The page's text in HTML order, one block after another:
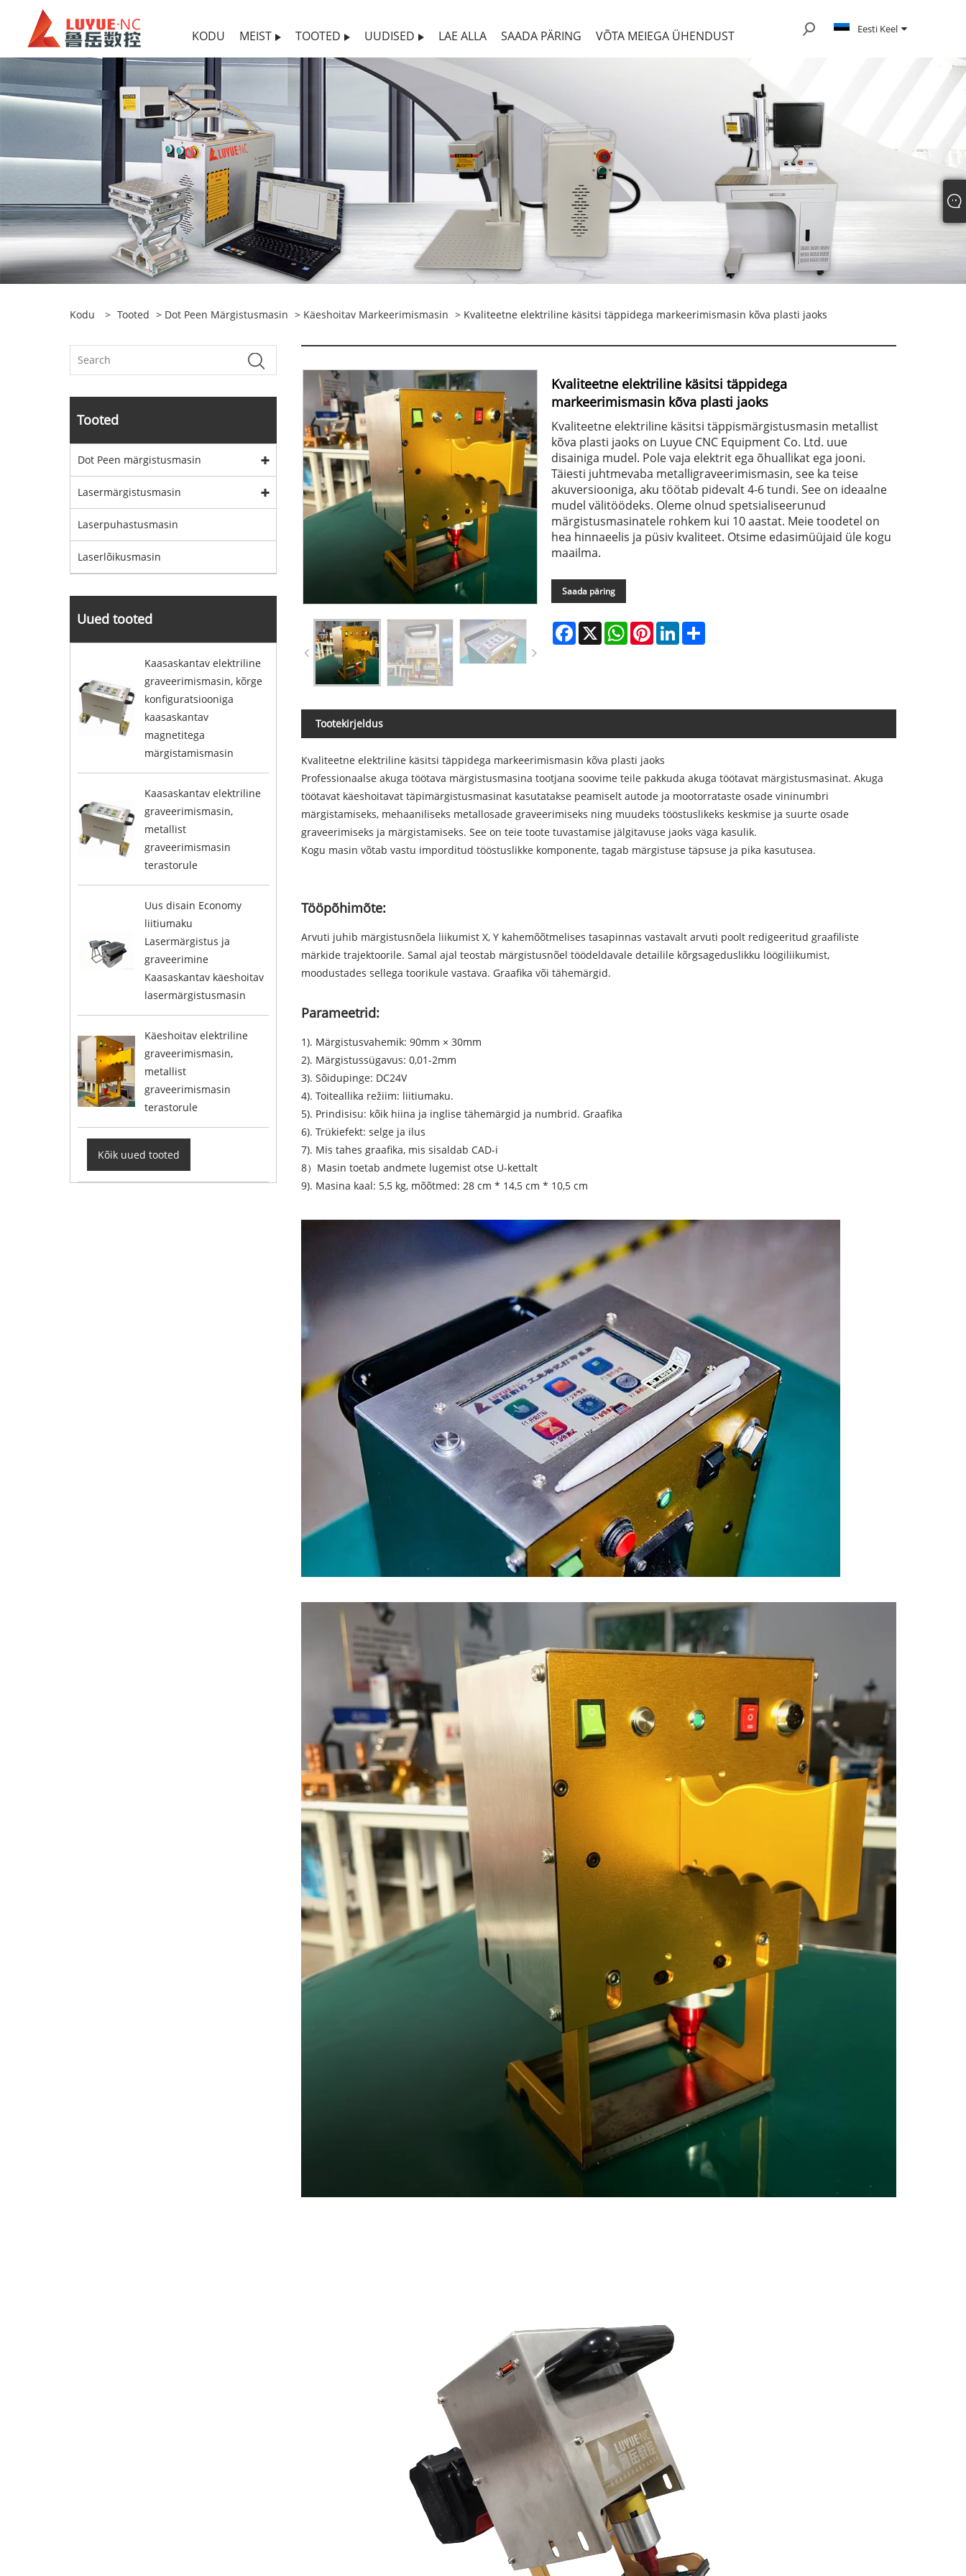
KODU MEIST TOOTED UUDISED LAE ALLA SAADA PÄRING VÕTA MEIEGA ÜHENDUST Eesti Keel
Kodu > Tooted > Dot Peen Märgistusmasin > Käeshoitav Markeerimismasin > Kvaliteetne elektriline käsitsi täppidega markeerimismasin kõva plasti jaoks
Tooted
Dot Peen märgistusmasin
Lasermärgistusmasin
Laserpuhastusmasin
Laserlõikusmasin
Uued tooted
Kaasaskantav elektriline
graveerimismasin, kõrge
konfiguratsiooniga
kaasaskantav
magnetitega
märgistamismasin
Kaasaskantav elektriline
graveerimismasin,
metallist
graveerimismasin
terastorule
Uus disain Economy
liitiumaku
Lasermärgistus ja
graveerimine
Kaasaskantav käeshoitav
lasermärgistusmasin
Käeshoitav elektriline
graveerimismasin,
metallist
graveerimismasin
terastorule
Kõik uued tooted
Kvaliteetne elektriline käsitsi täppidega
markeerimismasin kõva plasti jaoks
Kvaliteetne elektriline käsitsi täppismärgistusmasin metallist
kõva plasti jaoks on Luyue CNC Equipment Co. Ltd. uue
disainiga mudel. Pole vaja elektrit ega õhuallikat ega jooni.
Täiesti juhtmevaba metalligraveerimismasin, see ka teise
akuversiooniga, aku töötab pidevalt 4-6 tundi. See on ideaalne
mudel välitöödeks. Oleme olnud spetsialiseerunud
märgistusmasinatele rohkem kui 10 aastat. Meie toodetel on
hea hinnaeelis ja püsiv kvaliteet. Otsime edasimüüjaid üle kogu
maailma.
Saada päring
Facebook
X WhatsAppPinterestLinkedInShare
Tootekirjeldus
Kvaliteetne elektriline käsitsi täppidega markeerimismasin kõva plasti jaoks
Professionaalse akuga töötava märgistusmasina tootjana soovime teile pakkuda akuga töötavat märgistusmasinat. Akuga
töötavat käeshoitavat täpimärgistusmasinat kasutatakse peamiselt autode ja mootorrataste osade vininumbri
märgistamiseks, mehaaniliseks metallosade graveerimiseks ning muudeks tööstuslikeks keskmise ja suurte osade
graveerimiseks ja märgistamiseks. See on teie toote tuvastamise jälgitavuse jaoks väga kasulik.
Kogu masin võtab vastu imporditud tööstuslikke komponente, tagab märgistuse täpsuse ja pika kasutusea.
Tööpõhimõte:
Arvuti juhib märgistusnõela liikumist X, Y kahemõõtmelises tasapinnas vastavalt arvuti poolt redigeeritud graafiliste
märkide trajektoorile. Samal ajal teostab märgistusnõel töödeldavale detailile kõrgsageduslikku löögiliikumist,
moodustades sellega toorikule vastava. Graafika või tähemärgid.
Parameetrid:
1). Märgistusvahemik: 90mm × 30mm
2). Märgistussügavus: 0,01-2mm
3). Sõidupinge: DC24V
4). Toiteallika režiim: liitiumaku.
5). Prindisisu: kõik hiina ja inglise tähemärgid ja numbrid. Graafika
6). Trükiefekt: selge ja ilus
7). Mis tahes graafika, mis sisaldab CAD-i
8）Masin toetab andmete lugemist otse U-kettalt
9). Masina kaal: 5,5 kg, mõõtmed: 28 cm * 14,5 cm * 10,5 cm